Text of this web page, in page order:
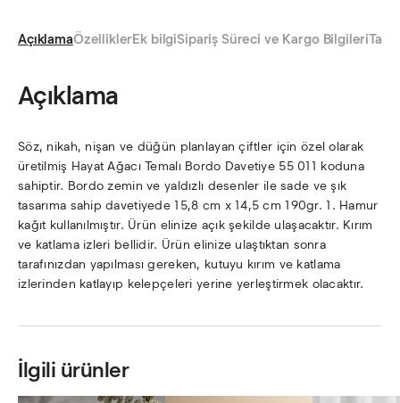
AçıklamaÖzelliklerEk bilgiSipariş Süreci ve Kargo Bilgileri
Açıklama
Söz, nikah, nişan ve düğün planlayan çiftler için özel olarak
üretilmiş Hayat Ağacı Temalı Bordo Davetiye 55 011 koduna
sahiptir. Bordo zemin ve yaldızlı desenler ile sade ve şık
tasarıma sahip davetiyede 15,8 cm x 14,5 cm 190gr. 1. Hamur
kağıt kullanılmıştır. Ürün elinize açık şekilde ulaşacaktır. Kırım
ve katlama izleri bellidir. Ürün elinize ulaştıktan sonra
tarafınızdan yapılması gereken, kutuyu kırım ve katlama
izlerinden katlayıp kelepçeleri yerine yerleştirmek olacaktır.
İlgili ürünler